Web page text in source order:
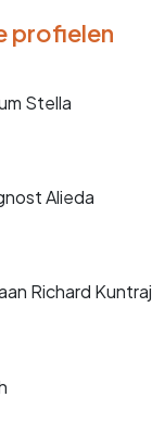
profielen
Stella
Alieda
Richard Kuntraj